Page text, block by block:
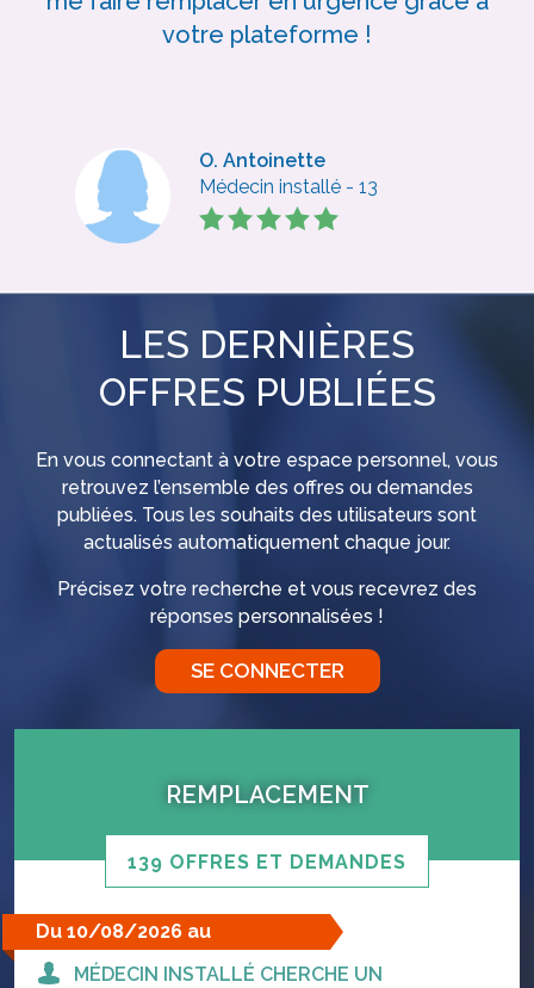
votre plateforme !
O. Antoinette
Médecin installé - 13
LES DERNIÈRES
OFFRES PUBLIÉES
En vous connectant à votre espace personnel, vous
retrouvez l’ensemble des offres ou demandes
publiées. Tous les souhaits des utilisateurs sont
actualisés automatiquement chaque jour.
Précisez votre recherche et vous recevrez des
réponses personnalisées !
SE CONNECTER
REMPLACEMENT
139 OFFRES ET DEMANDES
Du 10/08/2026 au
14/08/2026
MÉDECIN INSTALLÉ CHERCHE UN